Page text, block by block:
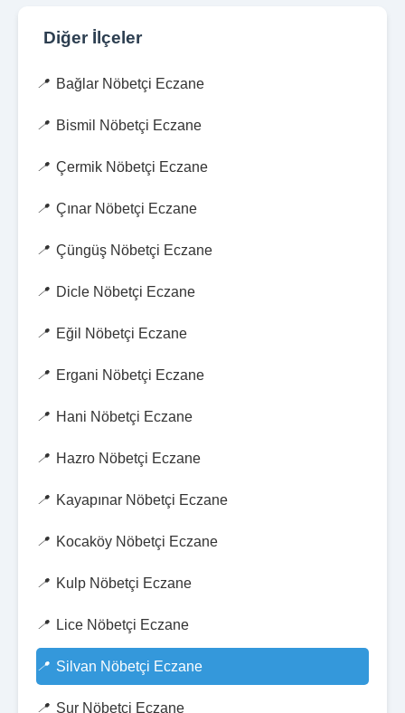
Diğer İlçeler
Bağlar Nöbetçi Eczane
Bismil Nöbetçi Eczane
Çermik Nöbetçi Eczane
Çınar Nöbetçi Eczane
Çüngüş Nöbetçi Eczane
Dicle Nöbetçi Eczane
Eğil Nöbetçi Eczane
Ergani Nöbetçi Eczane
Hani Nöbetçi Eczane
Hazro Nöbetçi Eczane
Kayapınar Nöbetçi Eczane
Kocaköy Nöbetçi Eczane
Kulp Nöbetçi Eczane
Lice Nöbetçi Eczane
Silvan Nöbetçi Eczane
Sur Nöbetçi Eczane